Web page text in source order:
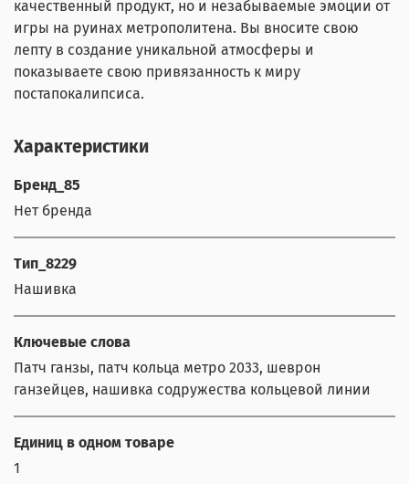
качественный продукт, но и незабываемые эмоции от
игры на руинах метрополитена. Вы вносите свою
лепту в создание уникальной атмосферы и
показываете свою привязанность к миру
постапокалипсиса.
Характеристики
Бренд_85
Нет бренда
Тип_8229
Нашивка
Ключевые слова
Патч ганзы, патч кольца метро 2033, шеврон
ганзейцев, нашивка содружества кольцевой линии
Единиц в одном товаре
1